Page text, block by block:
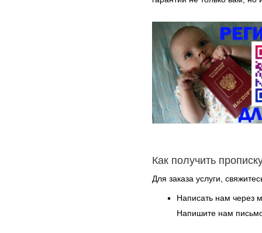
Как получить
Для заказа услуги,
Написать нам через
Напишите нам